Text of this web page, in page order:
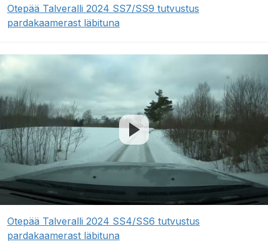
Otepää Talveralli 2024 SS7/SS9 tutvustus
pardakaamerast läbituna
Otepää Talveralli 2024 SS4/SS6 tutvustus
pardakaamerast läbituna